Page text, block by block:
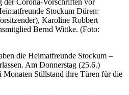
Stockum Düren:
Karoline Robbert
Bernd Wittke. (Foto:
die Heimatfreunde Stockum –
Am Donnerstag (25.6.)
Monaten Stillstand ihre Türen für die